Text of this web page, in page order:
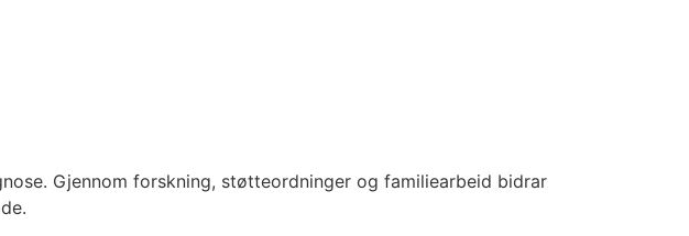
Gjennom forskning, støtteordninger og familiearbeid bidrar